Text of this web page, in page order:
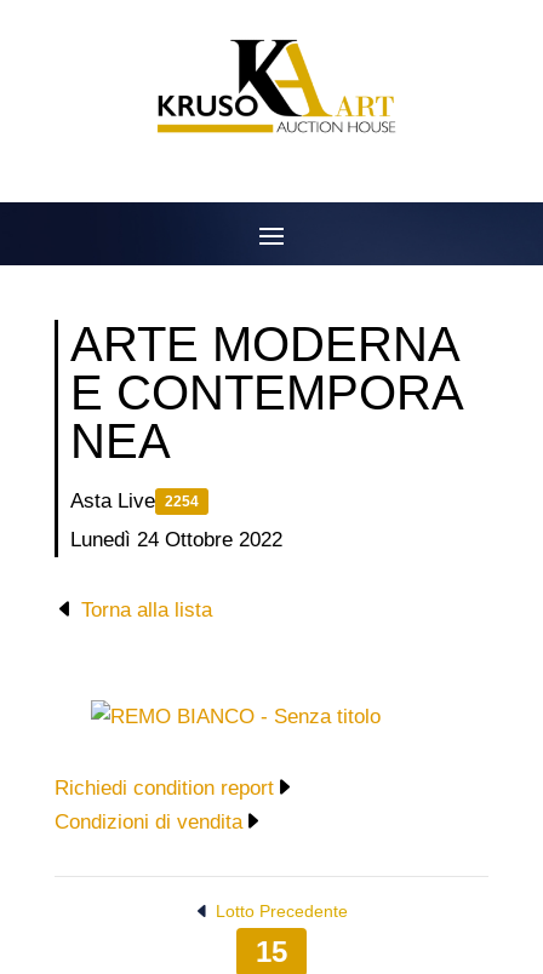
ARTE MODERNA
E CONTEMPORA
NEA
Asta Live 2254
Lunedì 24 Ottobre 2022
Torna alla lista
Richiedi condition report
Condizioni di vendita
Lotto Precedente
15